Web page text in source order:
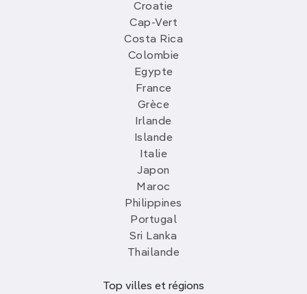
Croatie
Cap-Vert
Costa Rica
Colombie
Egypte
France
Grèce
Irlande
Islande
Italie
Japon
Maroc
Philippines
Portugal
Sri Lanka
Thailande
Top villes et régions